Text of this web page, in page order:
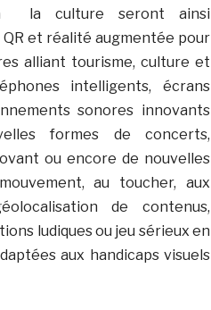
la culture seront ainsi
et réalité augmentée pour
alliant tourisme, culture et
intelligents, écrans
sonores innovants
formes de concerts,
ou encore de nouvelles
au toucher, aux
de contenus,
ludiques ou jeu sérieux en
aux handicaps visuels